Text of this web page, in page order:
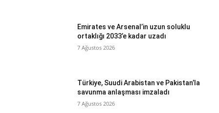
Emirates ve Arsenal’in uzun soluklu
ortaklığı 2033’e kadar uzadı
7 Ağustos 2026
Türkiye, Suudi Arabistan ve Pakistan’la
savunma anlaşması imzaladı
7 Ağustos 2026